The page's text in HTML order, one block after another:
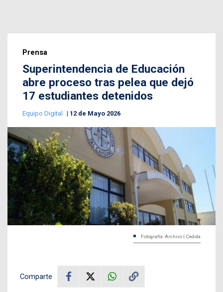
Prensa
Superintendencia de Educación
abre proceso tras pelea que dejó
17 estudiantes detenidos
Equipo Digital 12 de Mayo 2026
Fotografía: Archivo | Cedida
Comparte